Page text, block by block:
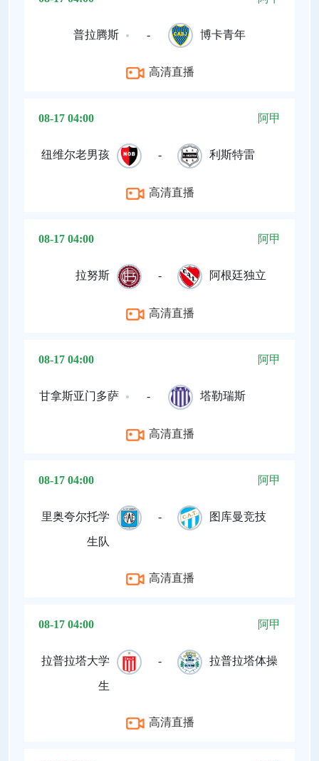
普拉腾斯 - 博卡青年
高清直播
08-17 04:00 阿甲
纽维尔老男孩 - 利斯特雷
高清直播
08-17 04:00 阿甲
拉努斯 - 阿根廷独立
高清直播
08-17 04:00 阿甲
甘拿斯亚门多萨 - 塔勒瑞斯
高清直播
08-17 04:00 阿甲
里奥夸尔托学
生队
- 图库曼竞技
高清直播
08-17 04:00 阿甲
拉普拉塔大学
生
- 拉普拉塔体操
高清直播